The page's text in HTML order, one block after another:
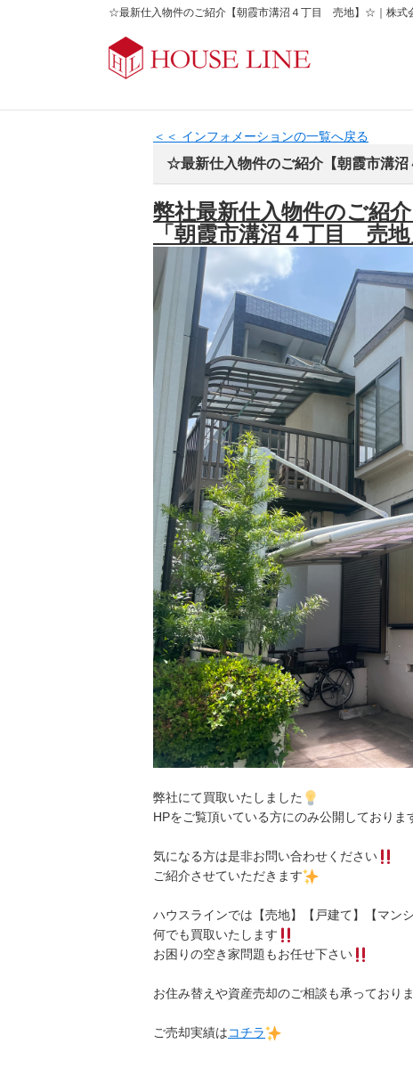
☆最新仕入物件のご紹介【朝霞市溝沼４丁目 売地】☆｜株式
＜＜ インフォメーションの一覧へ戻る
☆最新仕入物件のご紹介【朝霞市溝
弊社最新仕入物件のご紹介
「朝霞市溝沼４丁目 売地
弊社にて買取いたしました
HPをご覧頂いている方にのみ公開しておりま
気になる方は是非お問い合わせください
ご紹介させていただきます
ハウスラインでは【売地】【戸建て】【マンシ
何でも買取いたします
お困りの空き家問題もお任せ下さい
お住み替えや資産売却のご相談も承っており
ご売却実績はコチラ